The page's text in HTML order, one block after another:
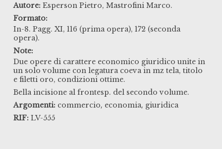
Autore: Esperson Pietro, Mastrofini Marco.
Formato:
In-8. Pagg. XI, 116 (prima opera), 172 (seconda
opera).
Note:
Due opere di carattere economico giuridico unite in
un solo volume con legatura coeva in mz tela, titolo
e filetti oro, condizioni ottime.
Bella incisione al frontesp. del secondo volume.
Argomenti: commercio, economia, giuridica
RIF: LV-555